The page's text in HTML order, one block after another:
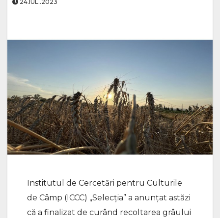
24.IUL..2023
Institutul de Cercetări pentru Culturile
de Câmp (ICCC) „Selecția” a anunţat astăzi
că a finalizat de curând recoltarea grâului